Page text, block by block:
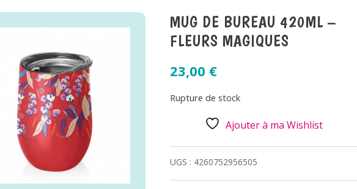
MUG DE BUREAU 420ML –
FLEURS MAGIQUES
23,00 €
Rupture de stock
Ajouter à ma Wishlist
UGS : 4260752956505